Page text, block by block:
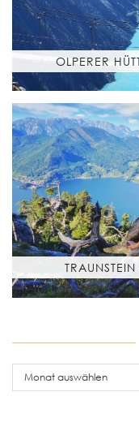
OLPERER
older
posts